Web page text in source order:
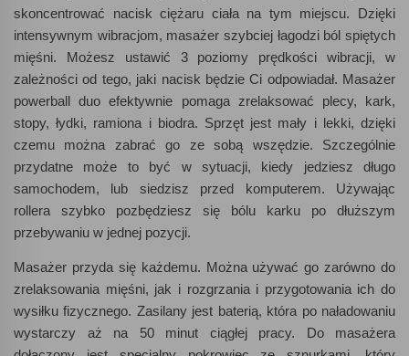
skoncentrować nacisk ciężaru ciała na tym miejscu. Dzięki
intensywnym wibracjom, masażer szybciej łagodzi ból spiętych
mięśni. Możesz ustawić 3 poziomy prędkości wibracji, w
zależności od tego, jaki nacisk będzie Ci odpowiadał. Masażer
powerball duo efektywnie pomaga zrelaksować plecy, kark,
stopy, łydki, ramiona i biodra. Sprzęt jest mały i lekki, dzięki
czemu można zabrać go ze sobą wszędzie. Szczególnie
przydatne może to być w sytuacji, kiedy jedziesz długo
samochodem, lub siedzisz przed komputerem. Używając
rollera szybko pozbędziesz się bólu karku po dłuższym
przebywaniu w jednej pozycji.
Masażer przyda się każdemu. Można używać go zarówno do
zrelaksowania mięśni, jak i rozgrzania i przygotowania ich do
wysiłku fizycznego. Zasilany jest baterią, która po naładowaniu
wystarczy aż na 50 minut ciągłej pracy. Do masażera